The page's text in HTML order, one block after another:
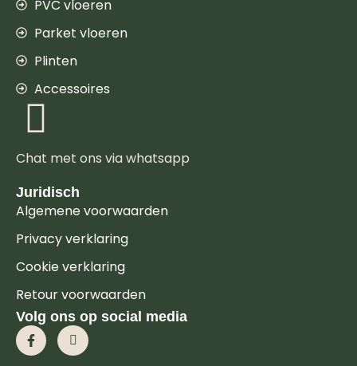
PVC vloeren
Parket vloeren
Plinten
Accessoires
Chat met ons via whatsapp
Juridisch
Algemene voorwaarden
Privacy verklaring
Cookie verklaring
Retour voorwaarden
Volg ons op social media